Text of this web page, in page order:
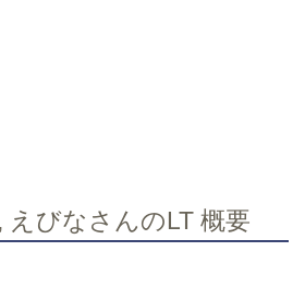
えびなさんのLT 概要